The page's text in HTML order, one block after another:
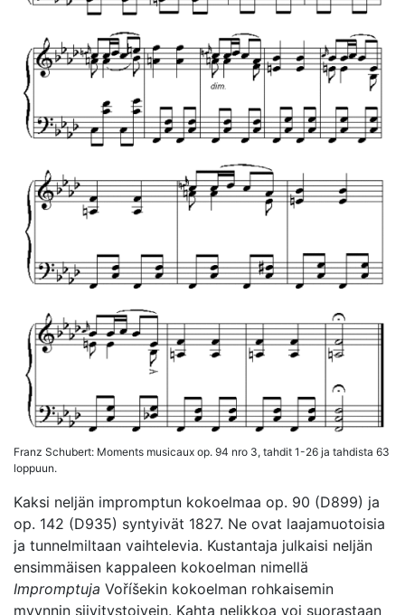
Franz Schubert: Moments musicaux op. 94 nro 3, tahdit 1-26 ja tahdista 63
loppuun.
Kaksi neljän impromptun kokoelmaa op. 90 (D899) ja
op. 142 (D935) syntyivät 1827. Ne ovat laajamuotoisia
ja tunnelmiltaan vaihtelevia. Kustantaja julkaisi neljän
ensimmäisen kappaleen kokoelman nimellä
Impromptuja Voříšekin kokoelman rohkaisemin
myynnin siivitystoivein. Kahta nelikkoa voi suorastaan